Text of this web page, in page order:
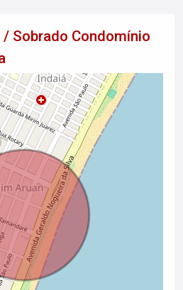
Sobrado Condomínio